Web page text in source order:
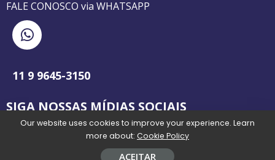
FALE CONOSCO via WHATSAPP
11 9 9645-3150
SIGA NOSSAS MÍDIAS SOCIAIS
Our website uses cookies to improve your experience. Learn
more about: Cookie Policy
ACEITAR